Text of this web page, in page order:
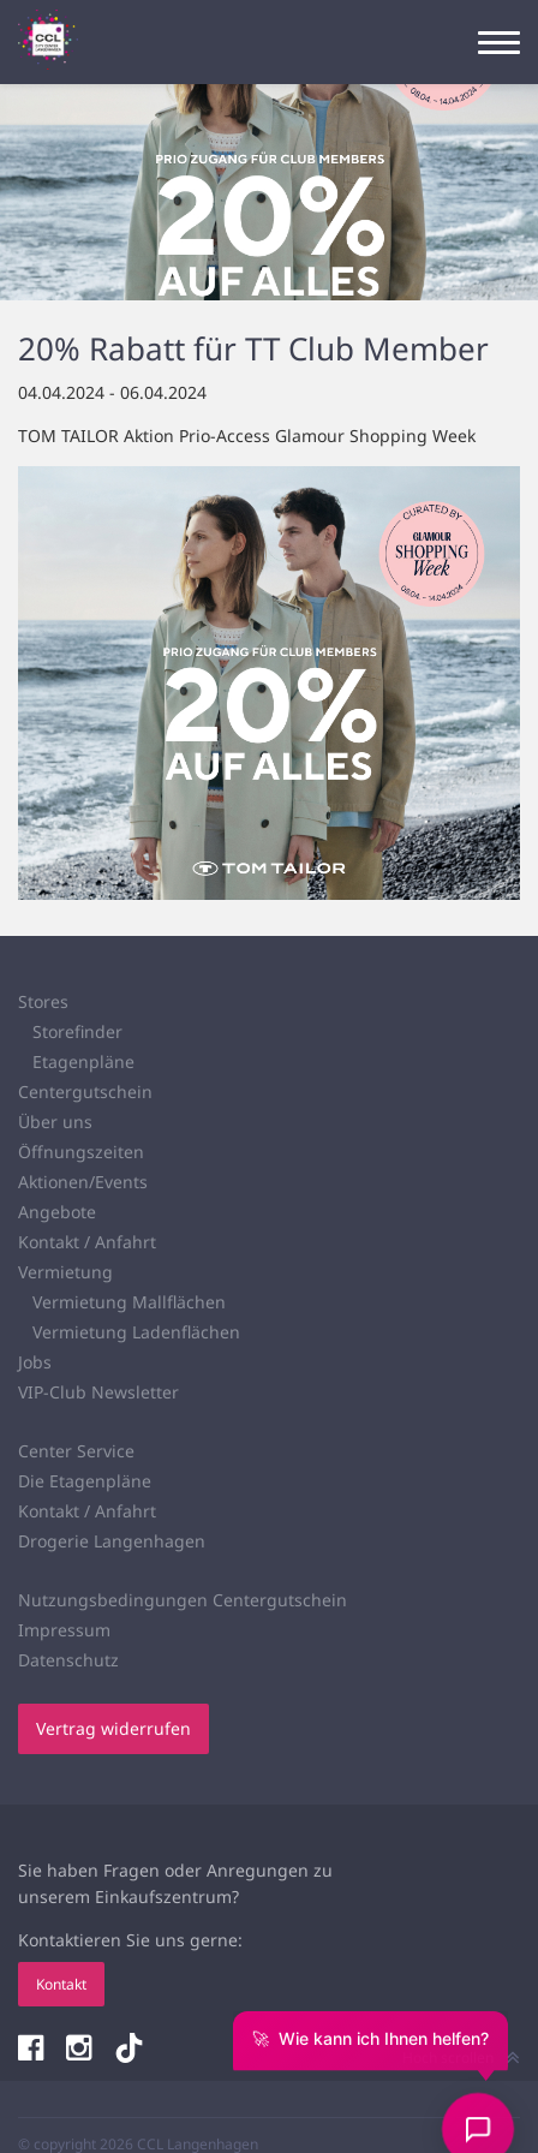
20% Rabatt für TT Club Member
04.04.2024 - 06.04.2024
TOM TAILOR Aktion Prio-Access Glamour Shopping Week
Stores
Storefinder
Etagenpläne
Centergutschein
Über uns
Öffnungszeiten
Aktionen/Events
Angebote
Kontakt / Anfahrt
Vermietung
Vermietung Mallflächen
Vermietung Ladenflächen
Jobs
VIP-Club Newsletter
Center Service
Die Etagenpläne
Kontakt / Anfahrt
Drogerie Langenhagen
Nutzungsbedingungen Centergutschein
Impressum
Datenschutz
Vertrag widerrufen
Sie haben Fragen oder Anregungen zu
unserem Einkaufszentrum?
Kontaktieren Sie uns gerne:
Kontakt
© copyright 2026 CCL Langenhagen
🚀 Wie kann ich Ihnen helfen?